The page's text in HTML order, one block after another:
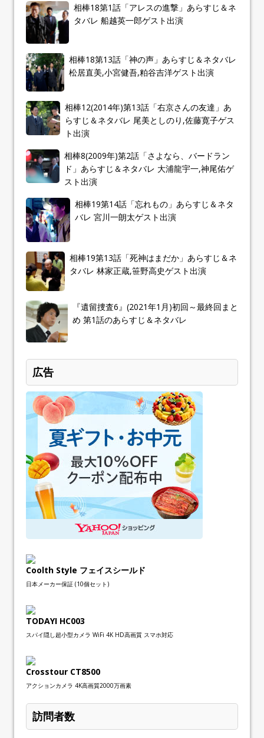
相棒18第1話「アレスの進撃」あらすじ＆ネ
タバレ 船越英一郎ゲスト出演
相棒18第13話「神の声」あらすじ＆ネタバレ
松居直美,小宮健吾,粕谷吉洋ゲスト出演
相棒12(2014年)第13話「右京さんの友達」あ
らすじ＆ネタバレ 尾美としのり,佐藤寛子ゲス
ト出演
相棒8(2009年)第2話「さよなら、バードラン
ド」あらすじ＆ネタバレ 大浦龍宇一,神尾佑ゲ
スト出演
相棒19第14話「忘れもの」あらすじ＆ネタ
バレ 宮川一朗太ゲスト出演
相棒19第13話「死神はまだか」あらすじ＆ネ
タバレ 林家正蔵,笹野高史ゲスト出演
『遺留捜査6』(2021年1月)初回～最終回まと
め 第1話のあらすじ＆ネタバレ
広告
Coolth Style フェイスシールド
日本メーカー保証 (10個セット)
TODAYI HC003
スパイ隠し超小型カメラ WiFi 4K HD高画質 スマホ対応
Crosstour CT8500
アクションカメラ 4K高画質2000万画素
訪問者数